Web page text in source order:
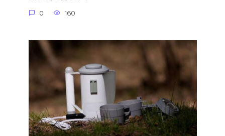
0 160